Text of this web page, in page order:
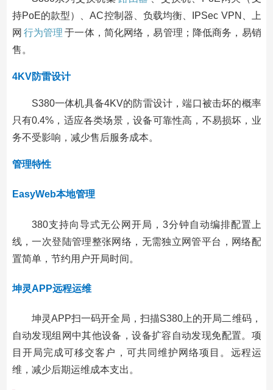
持PoE的款型）、AC控制器、负载均衡、IPSec VPN、上
网 行为管理 于一体，简化网络，易管理；降低商务，易销
售。
4KV防雷设计
S380一体机具备4KV的防雷设计，端口被击坏的概率
只有0.4%，适应各类场景，设备可靠性高，不易损坏，业
务不受影响，减少售后服务成本。
管理特性
EasyWeb本地管理
380支持向导式无公网开局，3分钟自动编排配置上
线，一次登陆管理整张网络，无需独立网管平台，网络配
置简单，节约用户开局时间。
坤灵APP远程运维
坤灵APP扫一码开全局，扫描S380上的开局二维码，
自动发现组网中其他设备，设备扩容自动发现免配置。项
目开局完成可移交客户，可共同维护网络项目。远程运
维，减少后期运维成本支出。